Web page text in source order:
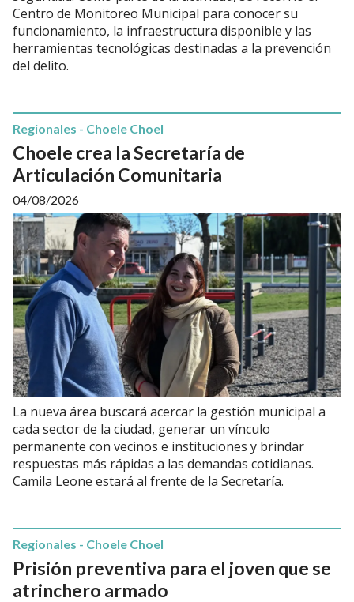
Centro de Monitoreo Municipal para conocer su
funcionamiento, la infraestructura disponible y las
herramientas tecnológicas destinadas a la prevención
del delito.
Choele crea la Secretaría de
Articulación Comunitaria
Regionales - Choele Choel
04/08/2026
La nueva área buscará acercar la gestión municipal a
cada sector de la ciudad, generar un vínculo
permanente con vecinos e instituciones y brindar
respuestas más rápidas a las demandas cotidianas.
Camila Leone estará al frente de la Secretaría.
Prisión preventiva para el joven que se
atrinchero armado
Regionales - Choele Choel